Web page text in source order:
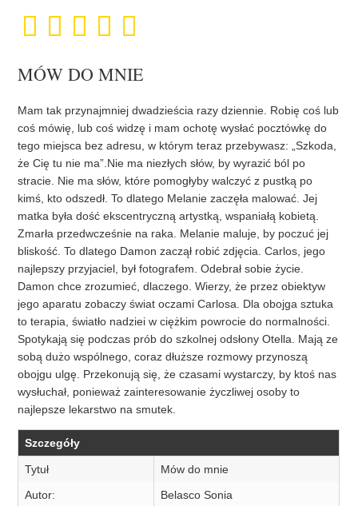
MÓW DO MNIE
Mam tak przynajmniej dwadzieścia razy dziennie. Robię coś lub
coś mówię, lub coś widzę i mam ochotę wysłać pocztówkę do
tego miejsca bez adresu, w którym teraz przebywasz: „Szkoda,
że Cię tu nie ma”.Nie ma niezłych słów, by wyrazić ból po
stracie. Nie ma słów, które pomogłyby walczyć z pustką po
kimś, kto odszedł. To dlatego Melanie zaczęła malować. Jej
matka była dość ekscentryczną artystką, wspaniałą kobietą.
Zmarła przedwcześnie na raka. Melanie maluje, by poczuć jej
bliskość. To dlatego Damon zaczął robić zdjęcia. Carlos, jego
najlepszy przyjaciel, był fotografem. Odebrał sobie życie.
Damon chce zrozumieć, dlaczego. Wierzy, że przez obiektyw
jego aparatu zobaczy świat oczami Carlosa. Dla obojga sztuka
to terapia, światło nadziei w ciężkim powrocie do normalności.
Spotykają się podczas prób do szkolnej odsłony Otella. Mają ze
sobą dużo wspólnego, coraz dłuższe rozmowy przynoszą
obojgu ulgę. Przekonują się, że czasami wystarczy, by ktoś nas
wysłuchał, ponieważ zainteresowanie życzliwej osoby to
najlepsze lekarstwo na smutek.
Szczegóły
Tytuł
Mów do mnie
Autor:
Belasco Sonia